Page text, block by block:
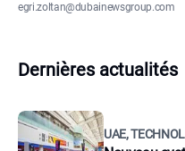
egri.zoltan@dubainewsgroup.com
Dernières actualités
UAE,